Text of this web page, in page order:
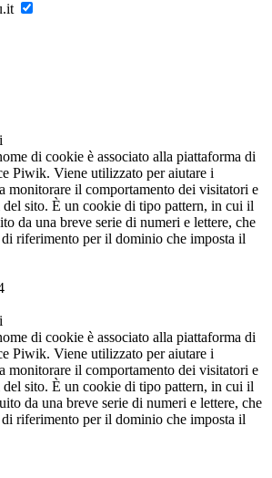
di cookie è associato alla piattaforma di
Piwik. Viene utilizzato per aiutare i
monitorare il comportamento dei visitatori e
del sito. È un cookie di tipo pattern, in cui il
da una breve serie di numeri e lettere, che
riferimento per il dominio che imposta il
di cookie è associato alla piattaforma di
Piwik. Viene utilizzato per aiutare i
monitorare il comportamento dei visitatori e
del sito. È un cookie di tipo pattern, in cui il
da una breve serie di numeri e lettere, che
riferimento per il dominio che imposta il